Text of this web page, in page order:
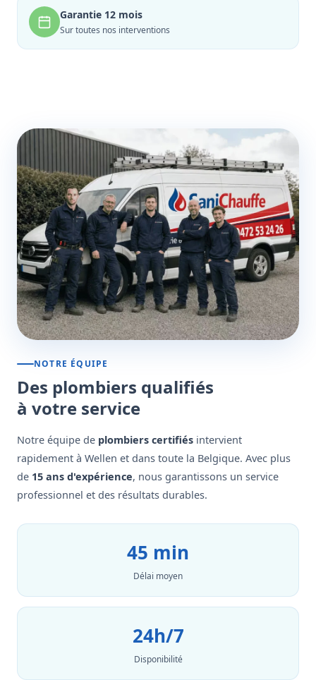
Garantie 12 mois
Sur toutes nos interventions
NOTRE ÉQUIPE
Des plombiers qualifiés
à votre service
Notre équipe de plombiers certifiés intervient
rapidement à Wellen et dans toute la Belgique. Avec plus
de 15 ans d'expérience, nous garantissons un service
professionnel et des résultats durables.
45 min
Délai moyen
24h/7
Disponibilité